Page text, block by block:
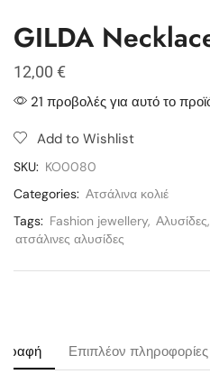
GILDA
12,00 €
21 προβολές για αυτό το
Add to Wishlist
SKU: KO0080
Categories: Ατσάλινα κολιέ
Tags: Fashion jewellery, Αλυσίδες,
ατσάλινες αλυσίδες
Επιπλέον πληροφορίες